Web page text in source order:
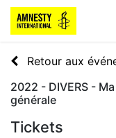
Retour aux
2022 - DIVERS -
générale
Tickets